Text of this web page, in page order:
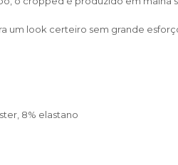
um look certeiro sem grande
8% elastano